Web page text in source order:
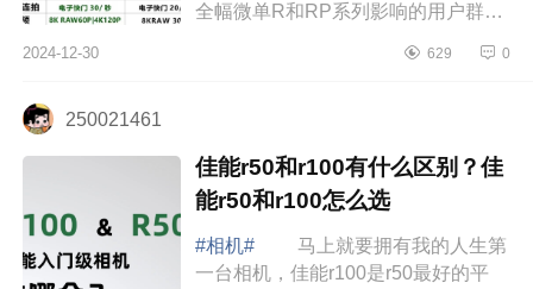
全幅微单R和RP系列影响的用户群
无反机身的一代经典。下面小编为大
2024-12-30 629 0
250021461
佳能r50和r100有什么区别？佳
能r50和r100怎么选
#相机#
马上就要拥有我的人生第
一台相机，佳能r100是r50最好的平